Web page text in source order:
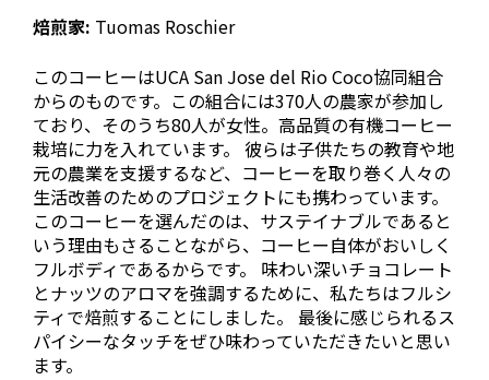
焙煎家: Tuomas Roschier
このコーヒーはUCA San Jose del Rio Coco協同組合
からのものです。この組合には370人の農家が参加し
ており、そのうち80人が女性。高品質の有機コーヒー
栽培に力を入れています。 彼らは子供たちの教育や地
元の農業を支援するなど、コーヒーを取り巻く人々の
生活改善のためのプロジェクトにも携わっています。
このコーヒーを選んだのは、サステイナブルであると
いう理由もさることながら、コーヒー自体がおいしく
フルボディであるからです。 味わい深いチョコレート
とナッツのアロマを強調するために、私たちはフルシ
ティで焙煎することにしました。 最後に感じられるス
パイシーなタッチをぜひ味わっていただきたいと思い
ます。